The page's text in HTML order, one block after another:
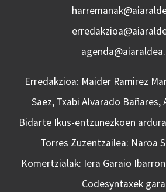
Erredakzioa: Maider Ramirez
Saez, Txabi Alvarado Bañares,
Bidarte Ikus-entzunezkoen
Torres Zuzentzailea: Naroa
Komertzialak: Iera Garaio
Codesyntaxek